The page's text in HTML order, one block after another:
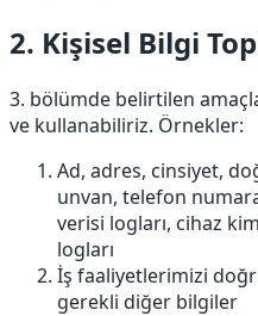
2. Kişisel Bilgi
3. bölümde belirtilen
ve kullanabiliriz. Örnekler:
Ad, adres, cinsiyet,
unvan, telefon
verisi logları, cihaz
logları
İş faaliyetlerimizi
gerekli diğer bilgiler